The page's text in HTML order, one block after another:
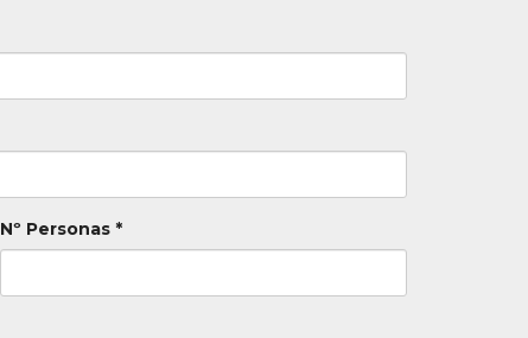
Nº Personas *